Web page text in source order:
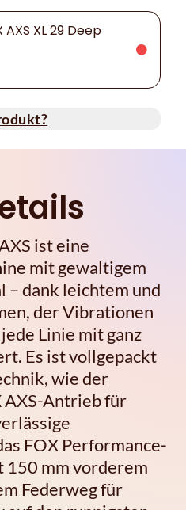
AXS XL 29 Deep
ist eine
mit gewaltigem
dank leichtem und
der Vibrationen
Linie mit ganz
Es ist vollgepackt
wie der
AXS-Antrieb für
FOX Performance-
150 mm vorderem
Federweg für